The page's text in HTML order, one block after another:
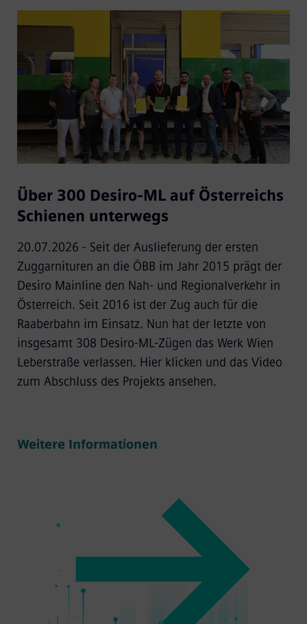
Über 300 Desiro-ML auf Österreichs
Schienen unterwegs
20.07.2026 - Seit der Auslieferung der ersten
Zuggarnituren an die ÖBB im Jahr 2015 prägt der
Desiro Mainline den Nah- und Regionalverkehr in
Österreich. Seit 2016 ist der Zug auch für die
Raaberbahn im Einsatz. Nun hat der letzte von
insgesamt 308 Desiro-ML-Zügen das Werk Wien
Leberstraße verlassen. Hier klicken und das Video
zum Abschluss des Projekts ansehen.
Weitere Informationen